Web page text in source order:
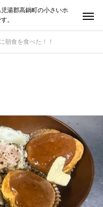
湯郡高鍋町の小さいホ
。
朝食を食べた！！